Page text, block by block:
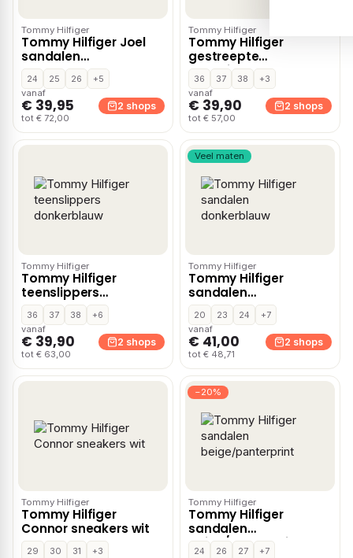
Tommy Hilfiger
Tommy Hilfiger Joel
sandalen
donkerblauw
24 25 26
+5
vanaf
€ 39,95
tot € 72,00
2 shops
Tommy Hilfiger
Tommy Hilfiger
gestreepte
teenslippers
donkerblauw
36 37 38
+3
vanaf
€ 39,90
tot € 57,00
2 shops
Tommy Hilfiger
Tommy Hilfiger
teenslippers
donkerblauw
36 37 38
+6
vanaf
€ 39,90
tot € 63,00
2 shops
Veel maten
Tommy Hilfiger
Tommy Hilfiger
sandalen
donkerblauw
20 23 24
+7
vanaf
€ 41,00
tot € 48,71
2 shops
Tommy Hilfiger
Tommy Hilfiger
Connor sneakers wit
29 30 31
+3
−20%
Tommy Hilfiger
Tommy Hilfiger
sandalen
beige/panterprint
24 26 27
+7